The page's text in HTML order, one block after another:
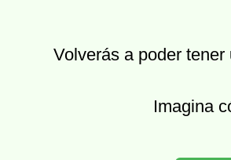
Volverás a poder tener
Imagina